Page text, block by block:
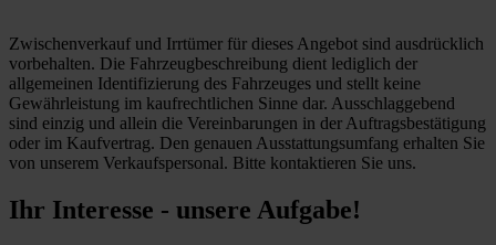
Zwischenverkauf und Irrtümer für dieses Angebot sind ausdrücklich
vorbehalten. Die Fahrzeugbeschreibung dient lediglich der
allgemeinen Identifizierung des Fahrzeuges und stellt keine
Gewährleistung im kaufrechtlichen Sinne dar. Ausschlaggebend
sind einzig und allein die Vereinbarungen in der Auftragsbestätigung
oder im Kaufvertrag. Den genauen Ausstattungsumfang erhalten Sie
von unserem Verkaufspersonal. Bitte kontaktieren Sie uns.
Ihr Interesse - unsere Aufgabe!